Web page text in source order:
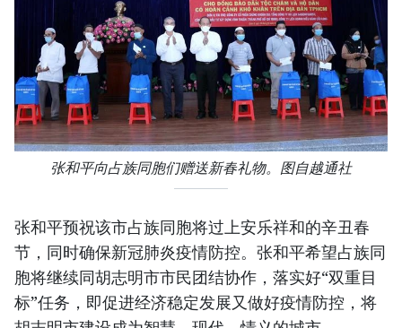
张和平向占族同胞们赠送新春礼物。图自越通社
张和平预祝该市占族同胞将过上安乐祥和的辛丑春
节，同时确保新冠肺炎疫情防控。张和平希望占族同
胞将继续同胡志明市市民团结协作，落实好“双重目
标”任务，即促进经济稳定发展又做好疫情防控，将